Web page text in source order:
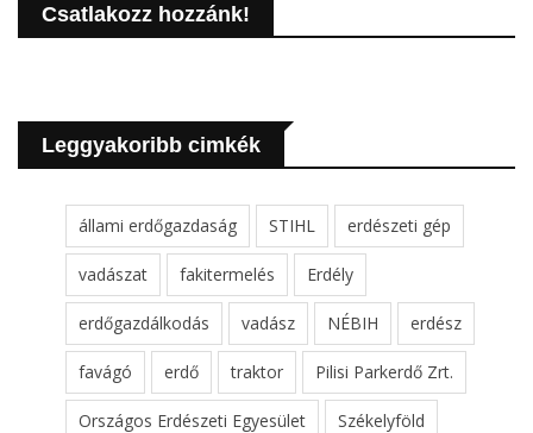
Csatlakozz hozzánk!
Leggyakoribb cimkék
állami erdőgazdaság STIHL erdészeti gép
vadászat fakitermelés Erdély
erdőgazdálkodás vadász NÉBIH erdész
favágó erdő traktor Pilisi Parkerdő Zrt.
Országos Erdészeti Egyesület Székelyföld